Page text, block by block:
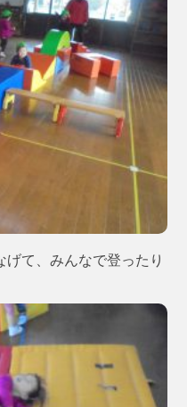
て、みんなで登ったり